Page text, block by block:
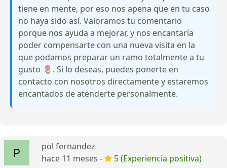
tiene en mente, por eso nos apena que en tu caso
no haya sido así. Valoramos tu comentario
porque nos ayuda a mejorar, y nos encantaría
poder compensarte con una nueva visita en la
que podamos preparar un ramo totalmente a tu
gusto 🌷. Si lo deseas, puedes ponerte en
contacto con nosotros directamente y estaremos
encantados de atenderte personalmente.
pol fernandez
hace 11 meses -
5 (Experiencia positiva)